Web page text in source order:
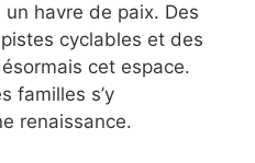
un havre de paix. Des
cyclables et des
cet espace.
familles s’y
renaissance.